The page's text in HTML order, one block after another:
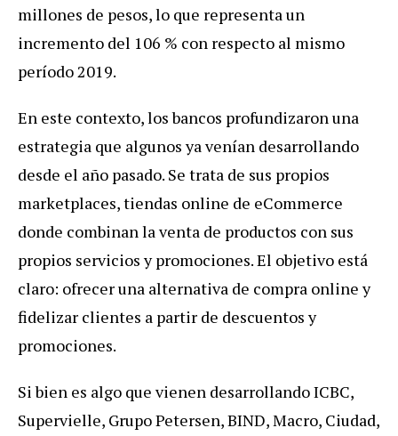
millones de pesos, lo que representa un
incremento del 106 % con respecto al mismo
período 2019.
En este contexto, los bancos profundizaron una
estrategia que algunos ya venían desarrollando
desde el año pasado. Se trata de sus propios
marketplaces, tiendas online de eCommerce
donde combinan la venta de productos con sus
propios servicios y promociones. El objetivo está
claro: ofrecer una alternativa de compra online y
fidelizar clientes a partir de descuentos y
promociones.
Si bien es algo que vienen desarrollando ICBC,
Supervielle, Grupo Petersen, BIND, Macro, Ciudad,